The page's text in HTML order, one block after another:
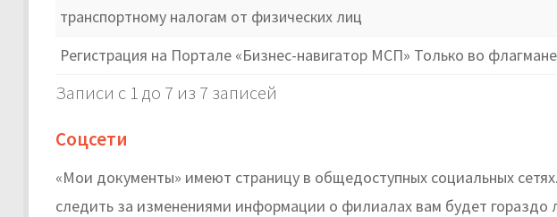
транспортному налогам от физических лиц
Регистрация на Портале «Бизнес-навигатор МСП» Только во флагмане
Записи с 1 до 7 из 7 записей
Соцсети
«Мои документы» имеют страницу в общедоступных социальных
следить за изменениями информации о филиалах вам будет гораздо